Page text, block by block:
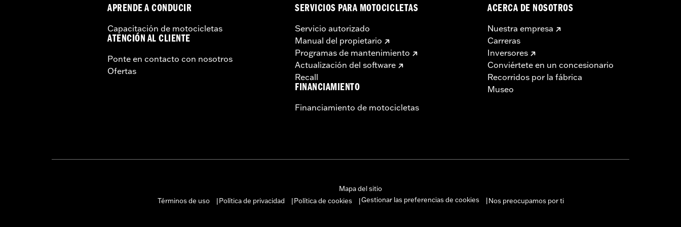
APRENDE A CONDUCIR
Capacitación de motocicletas
ATENCIÓN AL CLIENTE
Ponte en contacto con nosotros
Ofertas
SERVICIOS PARA MOTOCICLETAS
Servicio autorizado
Manual del propietario
Programas de mantenimiento
Actualización del software
Recall
FINANCIAMIENTO
Financiamiento de motocicletas
ACERCA DE NOSOTROS
Nuestra empresa
Carreras
Inversores
Conviértete en un concesionario
Recorridos por la fábrica
Museo
Mapa del sitio
Términos de uso
Política de privacidad Política de cookies Gestionar las preferencias de cookies Nos preocupamos por ti